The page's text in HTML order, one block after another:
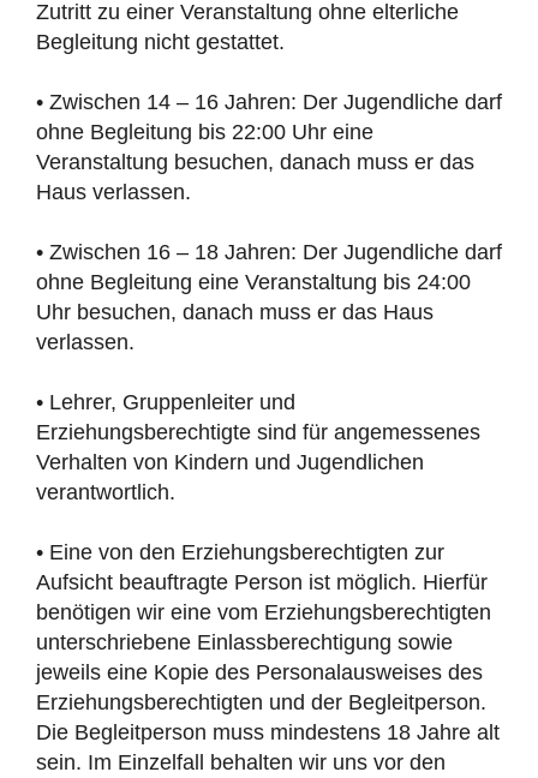
Zutritt zu einer Veranstaltung ohne elterliche
Begleitung nicht gestattet.
• Zwischen 14 – 16 Jahren: Der Jugendliche darf
ohne Begleitung bis 22:00 Uhr eine
Veranstaltung besuchen, danach muss er das
Haus verlassen.
• Zwischen 16 – 18 Jahren: Der Jugendliche darf
ohne Begleitung eine Veranstaltung bis 24:00
Uhr besuchen, danach muss er das Haus
verlassen.
• Lehrer, Gruppenleiter und
Erziehungsberechtigte sind für angemessenes
Verhalten von Kindern und Jugendlichen
verantwortlich.
• Eine von den Erziehungsberechtigten zur
Aufsicht beauftragte Person ist möglich. Hierfür
benötigen wir eine vom Erziehungsberechtigten
unterschriebene Einlassberechtigung sowie
jeweils eine Kopie des Personalausweises des
Erziehungsberechtigten und der Begleitperson.
Die Begleitperson muss mindestens 18 Jahre alt
sein. Im Einzelfall behalten wir uns vor den